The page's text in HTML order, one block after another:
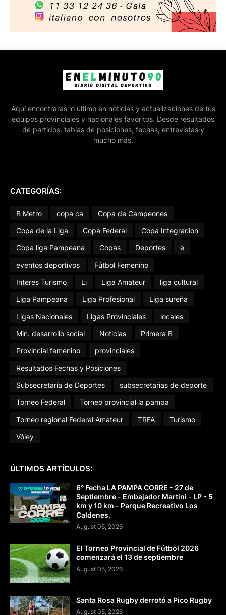
Aquí encontrarás lo último en noticias y actualizaciones de tus
equipos provinciales y nacionales favoritos. Desde resultados
de partidos, tablas de posiciones, fechas, entrevistas y
mucho más.
CATEGORÍAS:
B Metro copa ca
Copa de Campeones
Copa de la Liga
Copa Federal
Copa Integracion
Copa liga Pampeana
Copas Deportes
e
eventos deportivos
Fútbol Femenino
Interes Turismo
Li Liga Amateur
liga cultural
Liga Pampeana
Liga Profesional
Liga sureña
Ligas Nacionales
Ligas Provinciales
locales
Min. desarrollo social
Noticias
Primera B
Provincial femenino
provinciales
Resultados Fechas y Posiciones
Subsecretaría de Deportes
subsecretarias de deporte
Torneo Federal
Torneo provincial la pampa
Torneo regional Federal Amateur
TRFA
Turismo
Vóley
ÚLTIMOS ARTÍCULOS:
6° Fecha LA PAMPA CORRE - 27 de
Septiembre - Embajador Martini - LP - 5
km y 10 km - Parque Recreativo Los
Caldenes.
August 06, 2026
El Torneo Provincial de Fútbol 2026
comenzará el 13 de septiembre
August 05, 2026
Santa Rosa Rugby derrotó a Pico Rugby
August 05, 2026